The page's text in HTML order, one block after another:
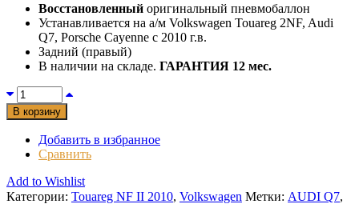
Восстановленный оригинальный пневмобаллон
Устанавливается на а/м Volkswagen Touareg 2NF, Audi
Q7, Porsche Cayenne с 2010 г.в.
Задний (правый)
В наличии на складе. ГАРАНТИЯ 12 мес.
В корзину
Добавить в избранное
Сравнить
Add to Wishlist
Категории: Touareg NF II 2010, Volkswagen Метки: AUDI Q7,